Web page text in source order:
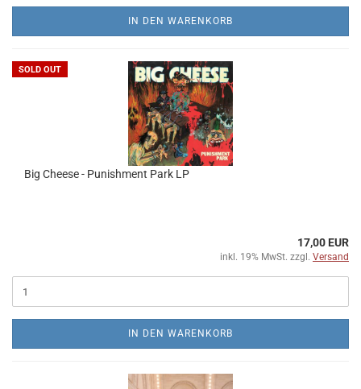
IN DEN WARENKORB
SOLD OUT
Big Cheese - Punishment Park LP
17,00 EUR
inkl. 19% MwSt. zzgl. Versand
IN DEN WARENKORB